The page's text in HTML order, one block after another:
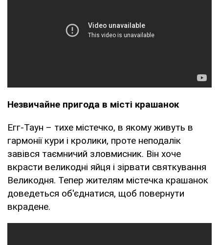
Незвичайне пригода в місті крашанок
Егг-Таун – тихе містечко, в якому живуть в
гармонії кури і кролики, проте неподалік
завівся таємничий зловмисник. Він хоче
вкрасти великодні яйця і зірвати святкування
Великодня. Тепер жителям містечка крашанок
доведеться об'єднатися, щоб повернути
вкрадене.